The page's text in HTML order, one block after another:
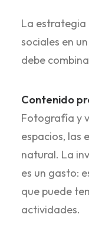
La estrategia
sociales en
debe
Contenido
Fotografía y
espacios, las
natural. La
es un gasto:
que puede
actividades.